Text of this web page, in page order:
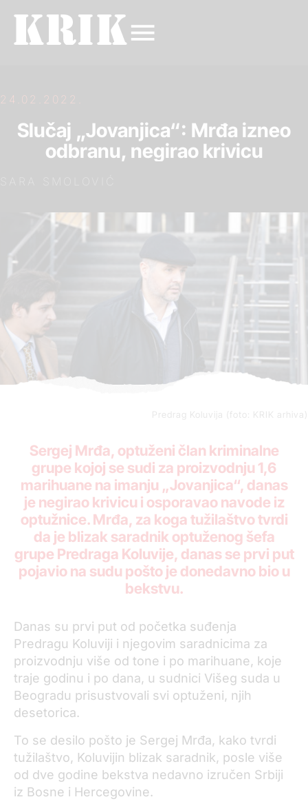
24.02.2022.
Slučaj „Jovanjica“: Mrđa izneo
odbranu, negirao krivicu
Predrag Koluvija (foto: KRIK arhiva)
Sergej Mrđa, optuženi član kriminalne
grupe kojoj se sudi za proizvodnju 1,6
marihuane na imanju „Jovanjica“, danas
je negirao krivicu i osporavao navode iz
optužnice. Mrđa, za koga tužilaštvo tvrdi
da je blizak saradnik optuženog šefa
grupe Predraga Koluvije, danas se prvi put
pojavio na sudu pošto je donedavno bio u
bekstvu.
Danas su prvi put od početka suđenja
Predragu Koluviji i njegovim saradnicima za
proizvodnju više od tone i po marihuane, koje
traje godinu i po dana, u sudnici Višeg suda u
Beogradu prisustvovali svi optuženi, njih
desetorica.
To se desilo pošto je Sergej Mrđa, kako tvrdi
tužilaštvo, Koluvijin blizak saradnik, posle više
od dve godine bekstva nedavno izručen Srbiji
iz Bosne i Hercegovine.